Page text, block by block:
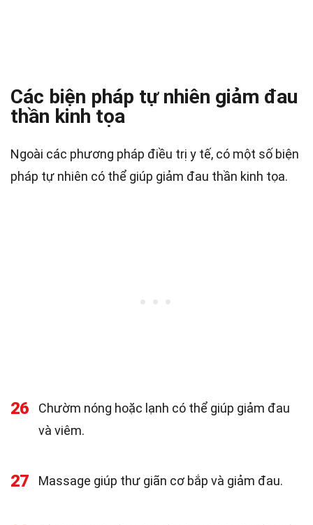
Các biện pháp tự nhiên giảm đau
thần kinh tọa
Ngoài các phương pháp điều trị y tế, có một số biện
pháp tự nhiên có thể giúp giảm đau thần kinh tọa.
26
Chườm nóng hoặc lạnh có thể giúp giảm đau
và viêm.
27 Massage giúp thư giãn cơ bắp và giảm đau.